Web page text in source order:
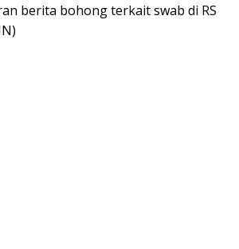
berita bohong terkait swab di RS